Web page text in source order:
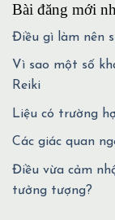
Bài đăng mới
Điều gì làm nên
Vì sao một số
Reiki
Liệu có trường
Các giác quan
Điều vừa cảm
tưởng tượng?